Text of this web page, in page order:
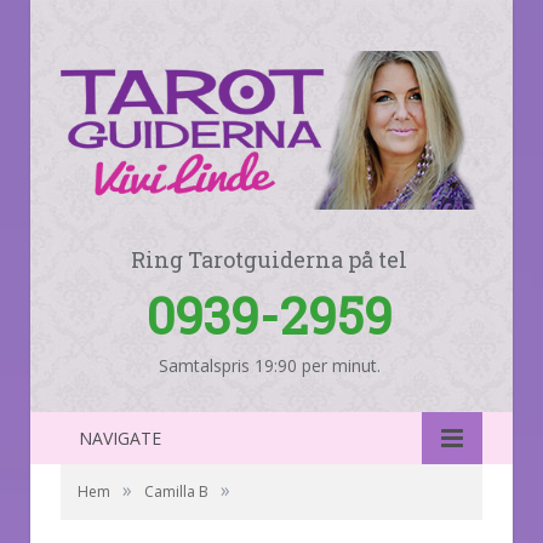
Ring Tarotguiderna på tel
0939-2959
Samtalspris 19:90 per minut.
NAVIGATE
Hem » Camilla B »